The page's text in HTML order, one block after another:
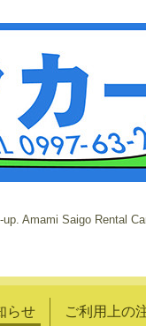
Amami Saigo Rental
らせ ご利用上の